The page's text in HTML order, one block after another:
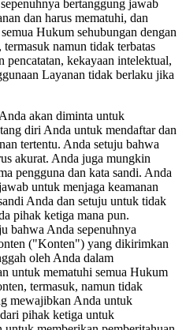
bertanggung jawab
dan harus mematuhi, dan
Hukum sehubungan dengan
namun tidak terbatas
pencatatan, kekayaan intelektual,
Layanan tidak berlaku jika
akan diminta untuk
diri Anda untuk mendaftar dan
tertentu. Anda setuju bahwa
akurat. Anda juga mungkin
pengguna dan kata sandi. Anda
untuk menjaga keamanan
Anda dan setuju untuk tidak
pihak ketiga mana pun.
bahwa Anda sepenuhnya
("Konten") yang dikirimkan
oleh Anda dalam
untuk mematuhi semua Hukum
termasuk, namun tidak
mewajibkan Anda untuk
pihak ketiga untuk